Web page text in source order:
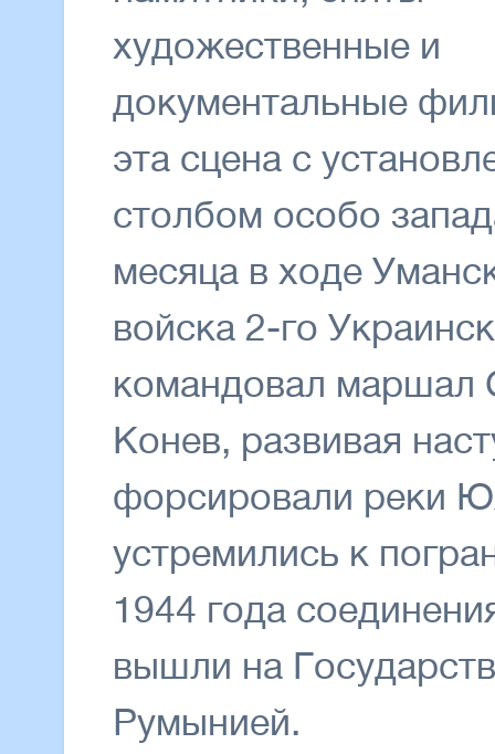
художественные и
документальные
эта сцена с
столбом особо
месяца в ходе
войска 2-го
командовал маршал
Конев, развивая
форсировали реки
устремились к
1944 года
вышли на
Румынией.